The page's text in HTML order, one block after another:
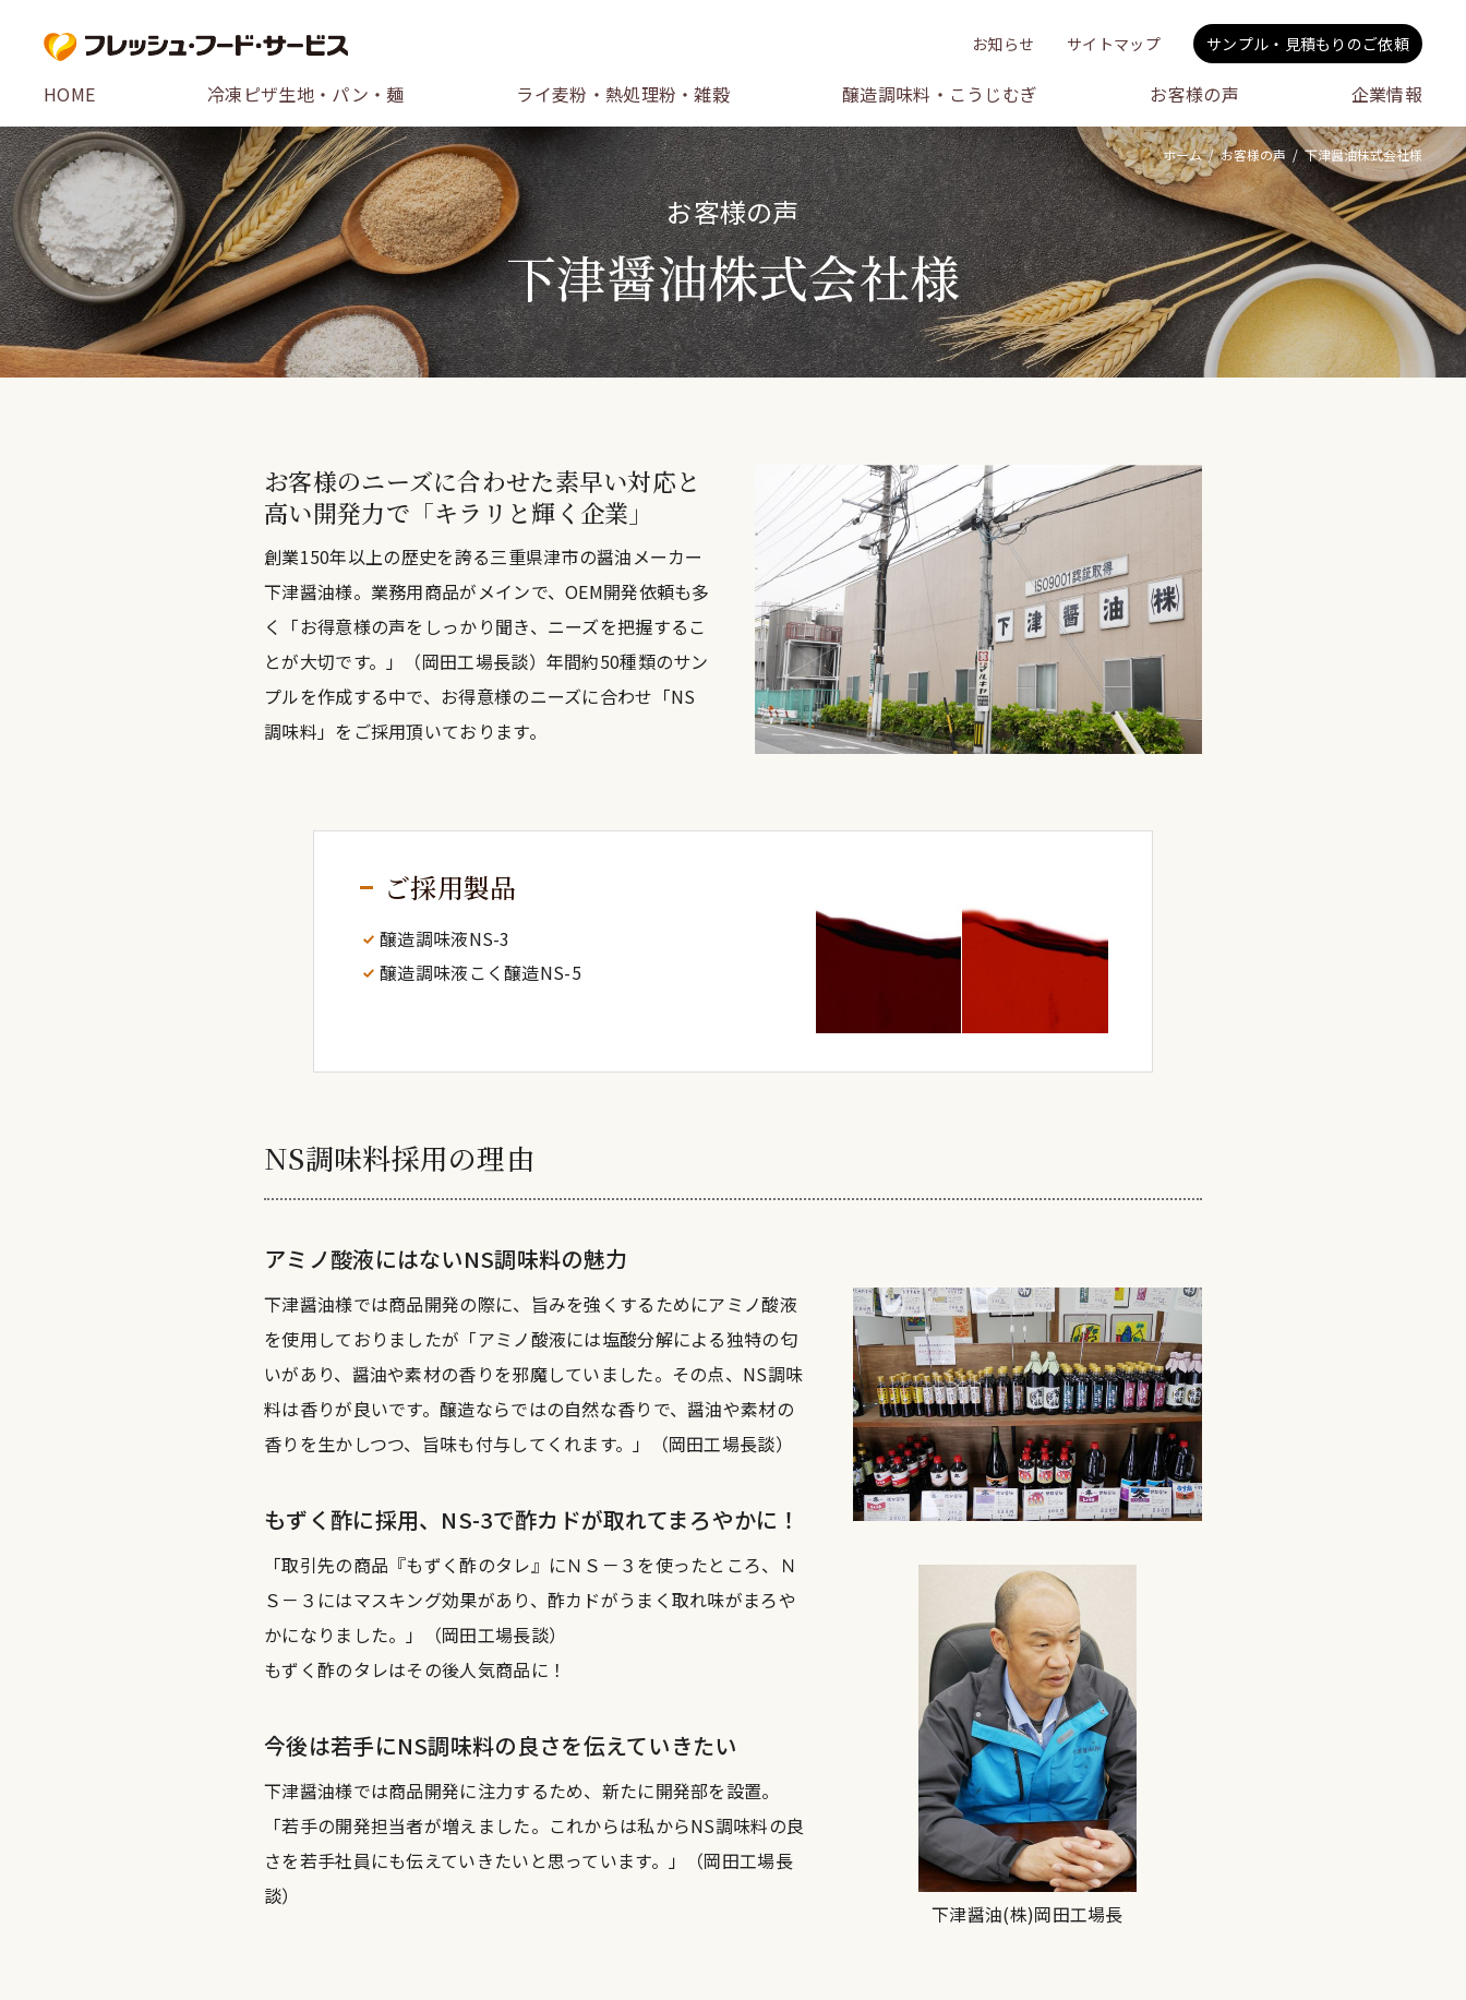
HOME 冷凍ピザ生地・パン・麺 ライ麦粉・熱処理粉・雑穀 醸造調味料・こうじむぎ お客様の声 企業情報
お知らせ サイトマップ サンプル・見積もりのご依頼
ホーム お客様の声 下津醤油株式会社様
お客様の声
下津醤油株式会社様
お客様のニーズに合わせた素早い対応と
高い開発力で「キラリと輝く企業」
創業150年以上の歴史を誇る三重県津市の醤油メーカー
下津醤油様。業務用商品がメインで、OEM開発依頼も多
く「お得意様の声をしっかり聞き、ニーズを把握するこ
とが大切です。」（岡田工場長談）年間約50種類のサン
プルを作成する中で、お得意様のニーズに合わせ「NS
調味料」をご採用頂いております。
ご採用製品
醸造調味液NS-3
醸造調味液こく醸造NS-5
NS調味料採用の理由
アミノ酸液にはないNS調味料の魅力
下津醤油様では商品開発の際に、旨みを強くするためにアミノ酸液
を使用しておりましたが「アミノ酸液には塩酸分解による独特の匂
いがあり、醤油や素材の香りを邪魔していました。その点、NS調味
料は香りが良いです。醸造ならではの自然な香りで、醤油や素材の
香りを生かしつつ、旨味も付与してくれます。」（岡田工場長談）
もずく酢に採用、NS-3で酢カドが取れてまろやかに！
「取引先の商品『もずく酢のタレ』にＮＳ－３を使ったところ、Ｎ
Ｓ－３にはマスキング効果があり、酢カドがうまく取れ味がまろや
かになりました。」（岡田工場長談）
もずく酢のタレはその後人気商品に！
今後は若手にNS調味料の良さを伝えていきたい
下津醤油様では商品開発に注力するため、新たに開発部を設置。
「若手の開発担当者が増えました。これからは私からNS調味料の良
さを若手社員にも伝えていきたいと思っています。」（岡田工場長
談）
下津醤油(株)岡田工場長